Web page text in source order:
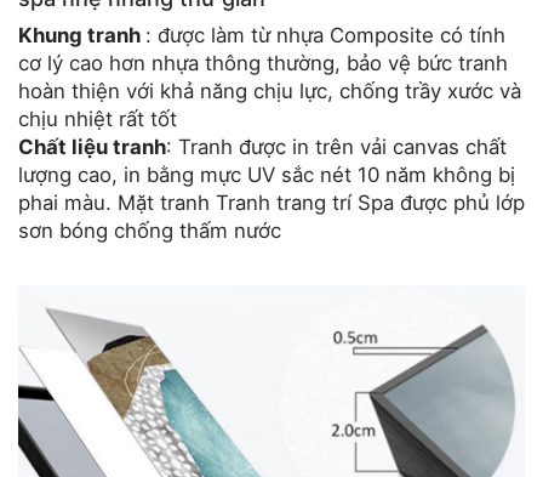
Khung tranh : được làm từ nhựa Composite có tính
cơ lý cao hơn nhựa thông thường, bảo vệ bức tranh
hoàn thiện với khả năng chịu lực, chống trầy xước và
chịu nhiệt rất tốt
Chất liệu tranh: Tranh được in trên vải canvas chất
lượng cao, in bằng mực UV sắc nét 10 năm không bị
phai màu. Mặt tranh Tranh trang trí Spa được phủ lớp
sơn bóng chống thấm nước